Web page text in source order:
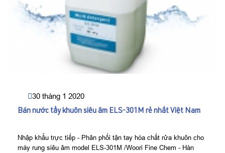
30 tháng 1 2020
Bán nước tẩy khuôn siêu âm ELS-301M rẻ nhất Việt Nam
Nhập khẩu trực tiếp - Phân phối tận tay hóa chất rửa khuôn cho
máy rung siêu âm model ELS-301M /Woori Fine Chem - Hàn